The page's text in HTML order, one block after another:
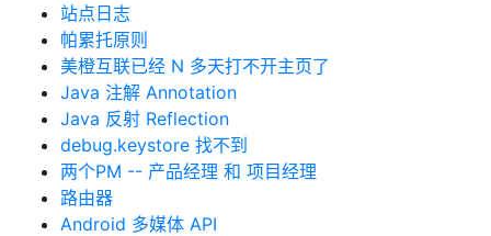
站点日志
帕累托原则
美橙互联已经 N 多天打不开主页了
Java 注解 Annotation
Java 反射 Reflection
debug.keystore 找不到
两个PM -- 产品经理 和 项目经理
路由器
Android 多媒体 API